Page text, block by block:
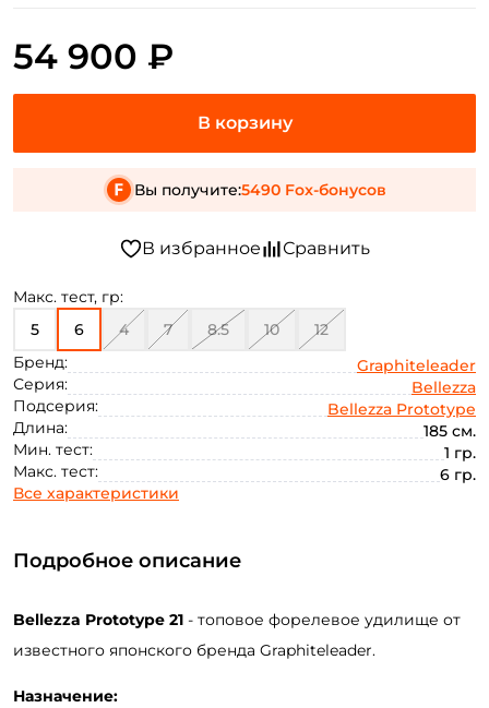
Макс. тест, гр:
5
6 4 7 8.5 10
12
Бренд:
Graphiteleader
Серия:
Bellezza
Подсерия:
Bellezza Prototype
Длина:
185 см.
Мин. тест:
1 гр.
Макс. тест:
6 гр.
Все характеристики
54 900 ₽
Вы получите:5490 Fox-бонусов
Подробное описание
Bellezza Prototype 21 - топовое форелевое удилище от
известного японского бренда Graphiteleader.
Назначение: